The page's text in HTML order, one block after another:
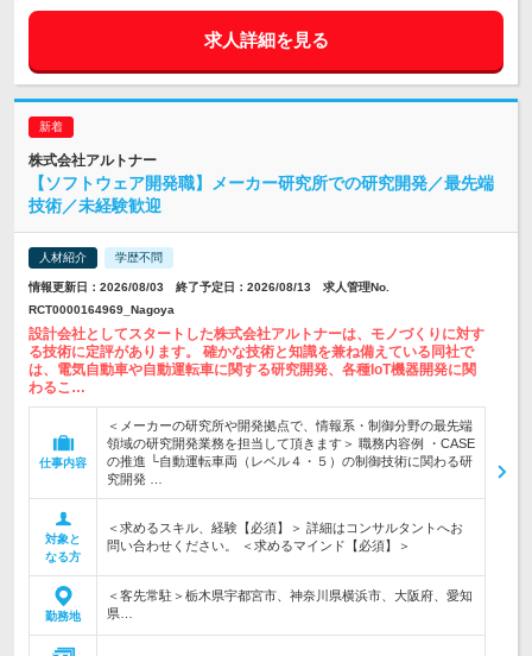
求人詳細を見る
株式会社アルトナー
【ソフトウェア開発職】メーカー研究所での研究開発／最先端
技術／未経験歓迎
人材紹介 学歴不問
情報更新日：2026/08/03 終了予定日：2026/08/13 求人管理No.
RCT0000164969_Nagoya
設計会社としてスタートした株式会社アルトナーは、モノづくりに対す
る技術に定評があります。 確かな技術と知識を兼ね備えている同社で
は、電気自動車や自動運転車に関する研究開発、各種IoT機器開発に関
わるこ…
仕事内容
＜メーカーの研究所や開発拠点で、情報系・制御分野の最先端
領域の研究開発業務を担当して頂きます＞ 職務内容例 ・CASE
の推進 └自動運転車両（レベル４・５）の制御技術に関わる研
究開発 …
対象と
なる方
＜求めるスキル、経験【必須】＞ 詳細はコンサルタントへお
問い合わせください。 ＜求めるマインド【必須】＞
勤務地
＜客先常駐＞栃木県宇都宮市、神奈川県横浜市、大阪府、愛知
県…